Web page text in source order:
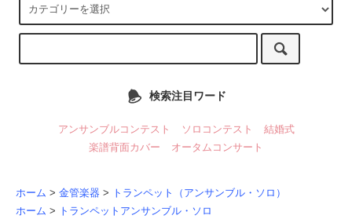
検索注目ワード
アンサンブルコンテスト ソロコンテスト
結婚式
楽譜背面カバー
オータムコンサート
ホーム > 金管楽器 >
トランペット（アンサンブル・ソロ）
ホーム >
トランペットアンサンブル・ソロ